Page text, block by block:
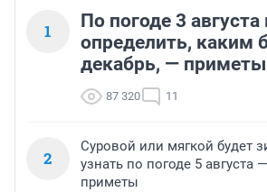
1
По погоде 3
определить, каким
декабрь, —
87 320 11
2
Суровой или мягкой будет
узнать по погоде 5 августа
приметы